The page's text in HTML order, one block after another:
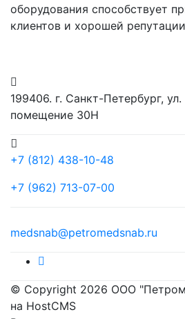
оборудования способствует
клиентов и хорошей
199406. г. Санкт-Петербург,
помещение 30Н
+7 (812) 438-10-48
+7 (962) 713-07-00
medsnab@petromedsnab.ru
© Copyright 2026 ООО
на HostCMS